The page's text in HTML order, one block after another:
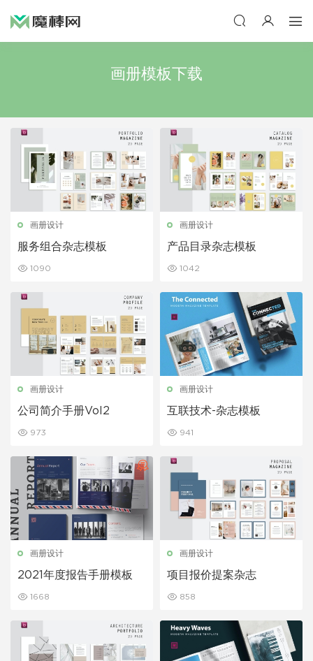
画册模板下载
画册设计
服务组合杂志模板
1090
画册设计
产品目录杂志模板
1042
画册设计
公司简介手册Vol2
973
画册设计
互联技术-杂志模板
941
画册设计
2021年度报告手册模板
1668
画册设计
项目报价提案杂志
858